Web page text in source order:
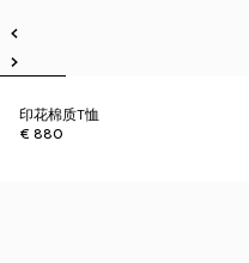
印花棉质T恤
€ 880